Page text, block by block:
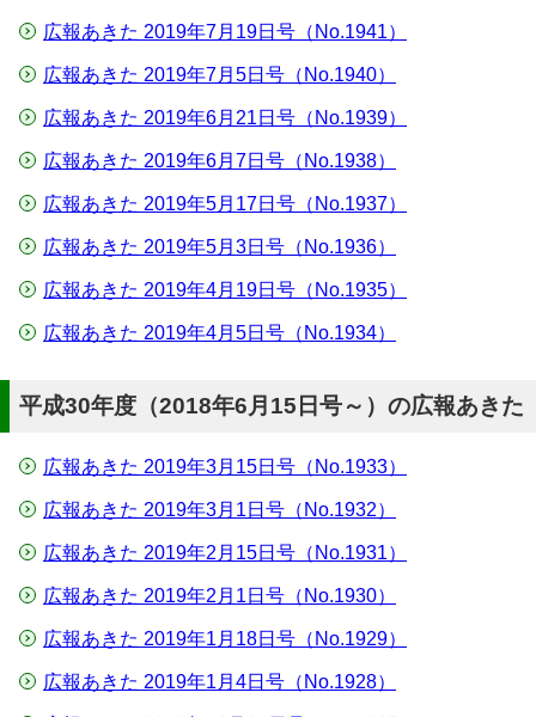
広報あきた 2019年7月19日号（No.1941）
広報あきた 2019年7月5日号（No.1940）
広報あきた 2019年6月21日号（No.1939）
広報あきた 2019年6月7日号（No.1938）
広報あきた 2019年5月17日号（No.1937）
広報あきた 2019年5月3日号（No.1936）
広報あきた 2019年4月19日号（No.1935）
広報あきた 2019年4月5日号（No.1934）
平成30年度（2018年6月15日号～）の広報あきた
広報あきた 2019年3月15日号（No.1933）
広報あきた 2019年3月1日号（No.1932）
広報あきた 2019年2月15日号（No.1931）
広報あきた 2019年2月1日号（No.1930）
広報あきた 2019年1月18日号（No.1929）
広報あきた 2019年1月4日号（No.1928）